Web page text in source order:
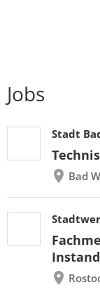
Jobs
Stadt
Bad